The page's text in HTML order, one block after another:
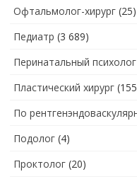
Офтальмолог-хирург (25)
Педиатр (3 689)
Перинатальный психолог
Пластический хирург
По
Подолог (4)
Проктолог (20)